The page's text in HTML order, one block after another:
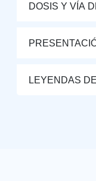
DOSIS Y VÍA
LEYENDAS